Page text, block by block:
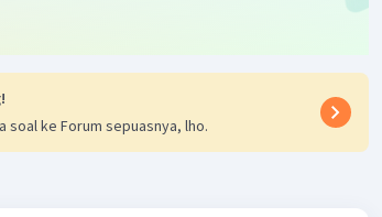
soal ke Forum sepuasnya, lho.